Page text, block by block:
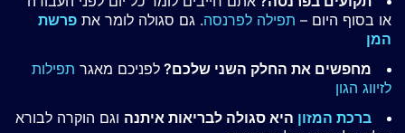
או בסוף היום – תפילה לפרנסה. גם סגולה לומר את פרשת
המן
מחפשים את החלק השני שלכם? לפניכם מאגר תפילות
לזיווג הגון
ברכת המזון היא סגולה לבריאות איתנה וגם הוקרה לבורא